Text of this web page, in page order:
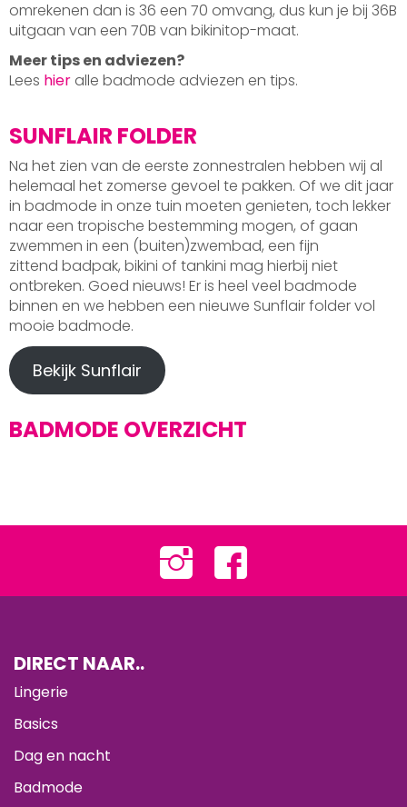
omrekenen dan is 36 een 70 omvang, dus kun je bij 36B
uitgaan van een 70B van bikinitop-maat.
Meer tips en adviezen?
Lees hier alle badmode adviezen en tips.
SUNFLAIR FOLDER
Na het zien van de eerste zonnestralen hebben wij al
helemaal het zomerse gevoel te pakken. Of we dit jaar
in badmode in onze tuin moeten genieten, toch lekker
naar een tropische bestemming mogen, of gaan
zwemmen in een (buiten)zwembad, een fijn
zittend badpak, bikini of tankini mag hierbij niet
ontbreken. Goed nieuws! Er is heel veel badmode
binnen en we hebben een nieuwe Sunflair folder vol
mooie badmode.
Bekijk Sunflair
BADMODE OVERZICHT
DIRECT NAAR..
Lingerie
Basics
Dag en nacht
Badmode